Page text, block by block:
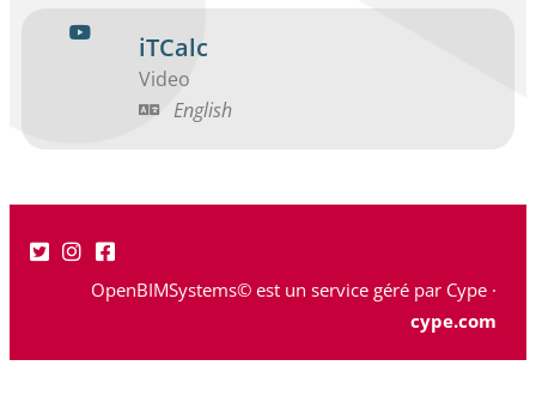
iTCalc
Video
English
OpenBIMSystems© est un service géré par Cype ·
cype.com